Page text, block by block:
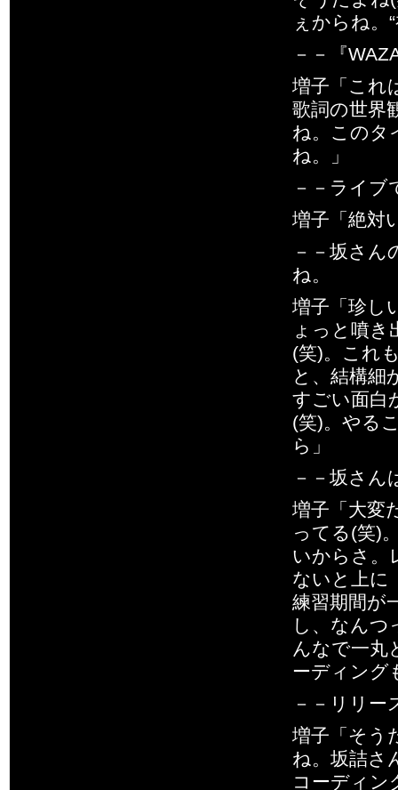
ぇからね。
－－『
増子「これ
歌詞の世界
ね。このタ
ね。」
－－ライブ
増子「絶対
－－坂さ
ね。
増子「珍し
ょっと噴
(笑)。これ
と、結構細
すごい面白
(笑)。やる
ら」
－－坂さ
増子「大変
ってる(笑)
いからさ。
ないと上に
練習期間が
し、なんつ
んなで一丸
ーディング
－－リリ
増子「そう
ね。坂詰さ
コーディン